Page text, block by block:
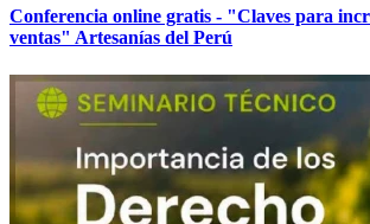
Conferencia online gratis - "Claves para
ventas" Artesanías del Perú